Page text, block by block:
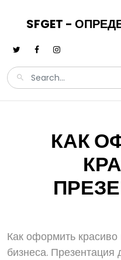
SFGET -
КАК
Как оформить
бизнеса.